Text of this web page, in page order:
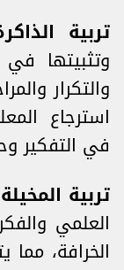
تربية
وتثبيتها
والتكرار
استرجاع
في التفكير
تربية المخيلة
العلمي
الخرافة، مما